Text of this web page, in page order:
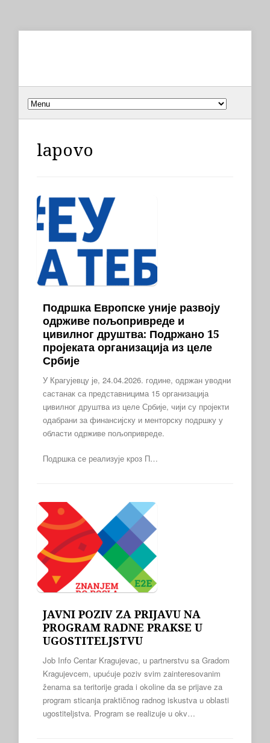
lapovo
Подршка Европске уније развоју
одрживе пољопривреде и
цивилног друштва: Подржано 15
пројеката организација из целе
Србије
У Крагујевцу је, 24.04.2026. године, одржан уводни
састанак са представницима 15 организација
цивилног друштва из целе Србије, чији су пројекти
одабрани за финансијску и менторску подршку у
области одрживе пољопривреде.
Подршка се реализује кроз П…
JAVNI POZIV ZA PRIJAVU NA
PROGRAM RADNE PRAKSE U
UGOSTITELJSTVU
Job Info Centar Kragujevac, u partnerstvu sa Gradom
Kragujevcem, upućuje poziv svim zainteresovanim
ženama sa teritorije grada i okoline da se prijave za
program sticanja praktičnog radnog iskustva u oblasti
ugostiteljstva. Program se realizuje u okv…